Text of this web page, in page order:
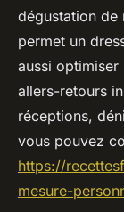
dégustation
permet un
aussi optimiser
allers-retours
réceptions,
vous pouvez
https://
mesure-